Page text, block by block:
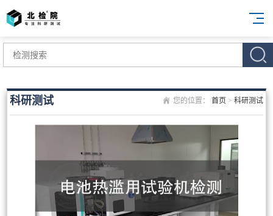
您的位置： 首页 > 科研测试
科研测试